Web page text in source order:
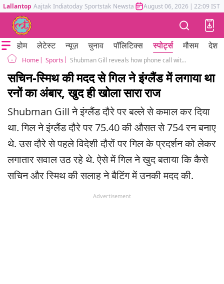
Lallantop Aajtak Indiatoday Sportstak Newstak Mumbai Tak Astrotak
August 06, 2026 | 22:09 IST
होम लेटेस्ट न्यूज़ चुनाव पॉलिटिक्स स्पोर्ट्स मौसम देश
Home Sports Shubman Gill reveals how phone call with sachin tendulkar smith helped him in england
सचिन-स्मिथ की मदद से गिल ने इंग्लैंड में लगाया था
रनों का अंबार, खुद ही खोला सारा राज
Shubman Gill ने इंग्लैंड दौरे पर बल्ले से कमाल कर दिया
था. गिल ने इंग्लैंड दौरे पर 75.40 की औसत से 754 रन बनाए
थे. उस दौरे से पहले विदेशी दौरों पर गिल के प्रदर्शन को लेकर
लगातार सवाल उठ रहे थे. ऐसे में गिल ने खुद बताया कि कैसे
सचिन और स्मिथ की सलाह ने बैटिंग में उनकी मदद की.
Advertisement